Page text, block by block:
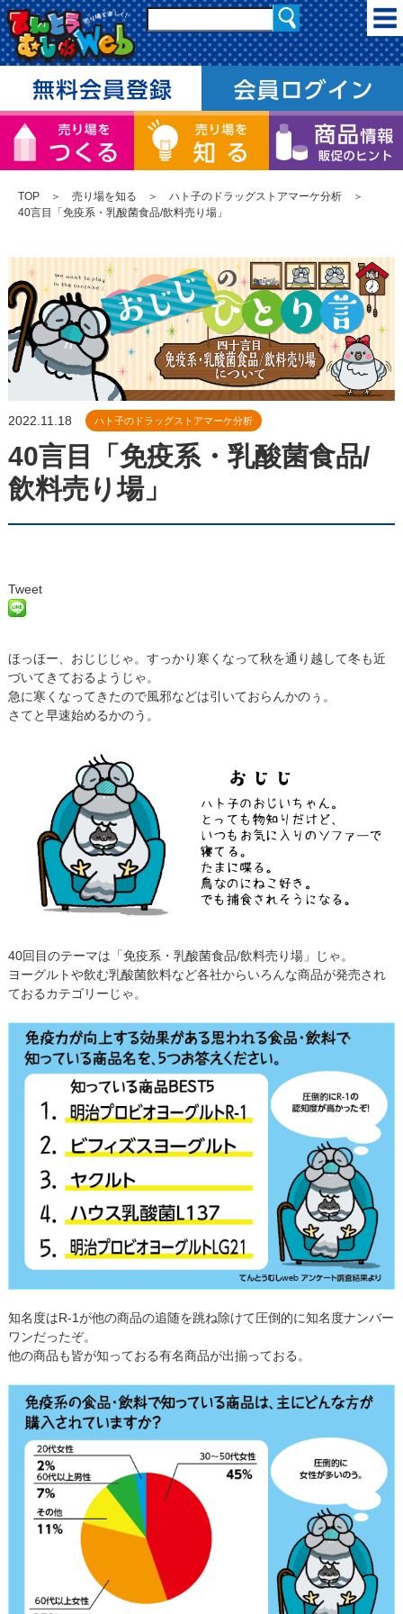
TOP ＞ 売り場を知る ＞ ハト子のドラッグストアマーケ分析 ＞
40言目「免疫系・乳酸菌食品/飲料売り場」
2022.11.18 ハト子のドラッグストアマーケ分析
40言目「免疫系・乳酸菌食品/
飲料売り場」
Tweet
ほっほー、おじじじゃ。すっかり寒くなって秋を通り越して冬も近
づいてきておるようじゃ。
急に寒くなってきたので風邪などは引いておらんかのぅ。
さてと早速始めるかのう。
40回目のテーマは「免疫系・乳酸菌食品/飲料売り場」じゃ。
ヨーグルトや飲む乳酸菌飲料など各社からいろんな商品が発売され
ておるカテゴリーじゃ。
知名度はR-1が他の商品の追随を跳ね除けて圧倒的に知名度ナンバー
ワンだったぞ。
他の商品も皆が知っておる有名商品が出揃っておる。